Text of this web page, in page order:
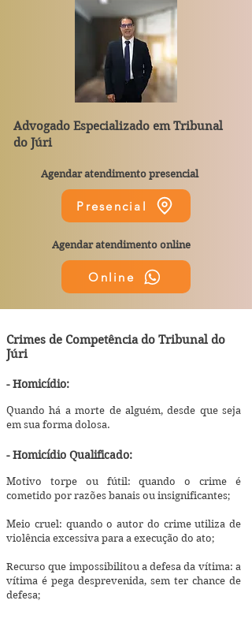
Advogado Especializado emTribunal
do Júri
Agendar atendimento presencial
Presencial
Agendar atendimento online
Online
Crimes de Competência do Tribunal do
Júri
- Homicídio:
Quando há a morte de alguém, desde que seja
em sua forma dolosa.
- Homicídio Qualificado:
Motivo torpe ou fútil: quando o crime é
cometido por razões banais ou insignificantes;
Meio cruel: quando o autor do crime utiliza de
violência excessiva para a execução do ato;
Recurso que impossibilitou a defesa da vítima: a
vítima é pega desprevenida, sem ter chance de
defesa;